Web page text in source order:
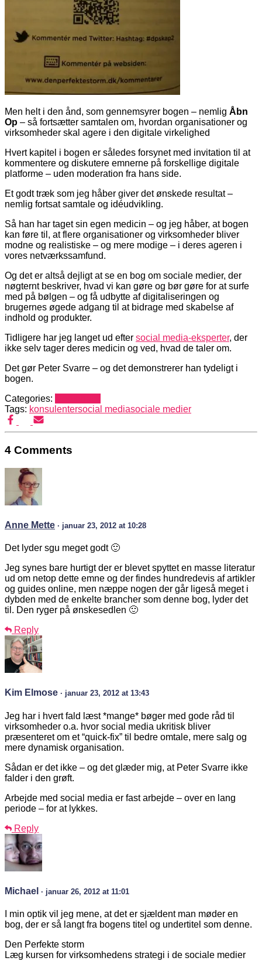
Men helt i den ånd, som gennemsyrer bogen – nemlig Åbn
Op – så fortsætter samtalen om, hvordan organisationer og
virksomheder skal agere i den digitale virkelighed
Hvert kapitel i bogen er således forsynet med invitation til at
kommentere og diskutere emnerne på forskellige digitale
platforme – uden moderation fra hans side.
Et godt træk som jeg håber giver det ønskede resultat –
nemlig fortsat samtale og idéudvikling.
Så han har taget sin egen medicin – og jeg håber, at bogen
kan føre til, at flere organisationer og virksomheder bliver
modne og realistiske – og mere modige – i deres ageren i
vores netværkssamfund.
Og det er altså dejligt at se en bog om sociale medier, der
nøgternt beskriver, hvad vi kan gøre og bør gøre for at surfe
med på bølgen – og få udbytte af digitaliseringen og
brugernes øgede adgang til at bidrage med skabelse af
indhold og produkter.
Tidligere har jeg langet ud efter social media-eksperter, der
ikke selv tager deres medicin og ved, hvad de taler om.
Det gør Peter Svarre – og det demonstrerer han tydeligt i
bogen.
Categories:
Tags: konsulentersocial mediasociale medier
4 Comments
Anne Mette · januar 23, 2012 at 10:28
Det lyder sgu meget godt 🙂
Jeg synes bare hurtigt der er blevet spyttet en masse literatur
ud om netop dette emne og der findes hundredevis af artikler
og guides online, men næppe nogen der går ligeså meget i
dybden med de enkelte brancher som denne bog, lyder det
til. Den ryger på ønskesedlen 🙂
Reply
Kim Elmose · januar 23, 2012 at 13:43
Jeg har i hvert fald læst *mange* bøger med gode råd til
virksomheder o.a. hvor social media ukritisk bliver
præsenteret om et “quick-fix” til bedre omtale, mere salg og
mere dynamisk organisation.
Sådan er det ikke – og det glæder mig, at Peter Svarre ikke
falder i den grøft.
Arbejde med social media er fast arbejde – over en lang
periode – for at lykkes.
Reply
Michael · januar 26, 2012 at 11:01
I min optik vil jeg mene, at det er sjældent man møder en
bog, der er så langt fra bogens titel og undertitel som denne.
Den Perfekte storm
Læg kursen for virksomhedens strategi i de sociale medier